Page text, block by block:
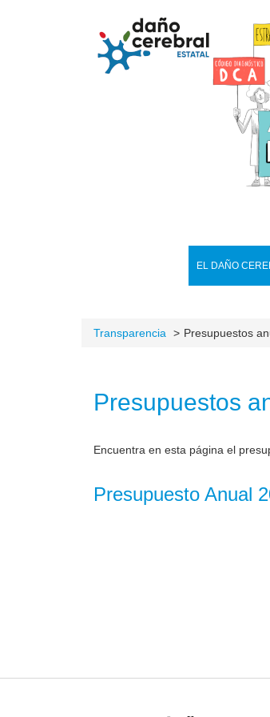
EL DAÑO
Transparencia Presupuestos
Presupuestos
Encuentra en esta página el
Presupuesto Anual